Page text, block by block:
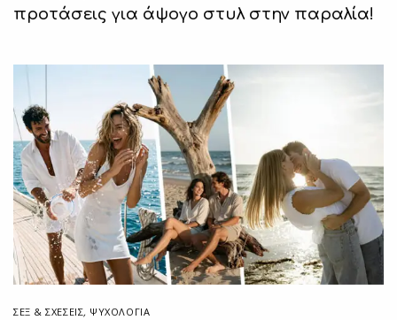
προτάσεις για άψογο στυλ στην παραλία!
ΣΕΞ & ΣΧΈΣΕΙΣ, ΨΥΧΟΛΟΓΙΑ